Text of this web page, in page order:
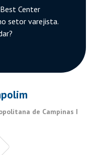
Center
setor varejista.
de Campinas I